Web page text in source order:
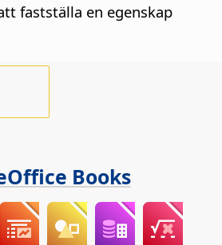
fastställa en egenskap
Books